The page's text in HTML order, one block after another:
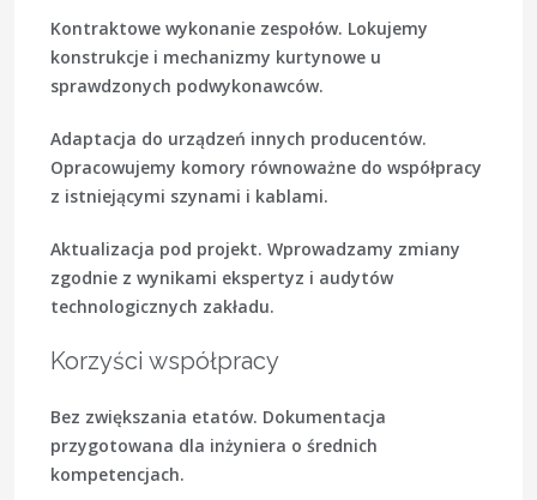
Kontraktowe wykonanie zespołów. Lokujemy
konstrukcje i mechanizmy kurtynowe u
sprawdzonych podwykonawców.
Adaptacja do urządzeń innych producentów.
Opracowujemy komory równoważne do współpracy
z istniejącymi szynami i kablami.
Aktualizacja pod projekt. Wprowadzamy zmiany
zgodnie z wynikami ekspertyz i audytów
technologicznych zakładu.
Korzyści współpracy
Bez zwiększania etatów. Dokumentacja
przygotowana dla inżyniera o średnich
kompetencjach.